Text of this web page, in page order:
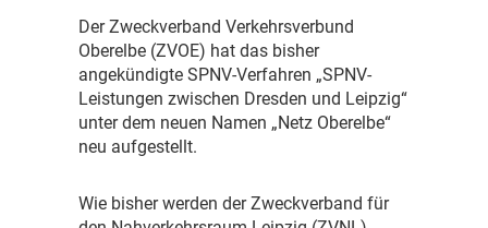
Der Zweckverband Verkehrsverbund
Oberelbe (ZVOE) hat das bisher
angekündigte SPNV-Verfahren „SPNV-
Leistungen zwischen Dresden und Leipzig“
unter dem neuen Namen „Netz Oberelbe“
neu aufgestellt.
Wie bisher werden der Zweckverband für